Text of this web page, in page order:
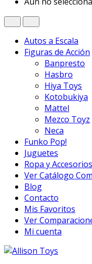
Autos a Escala
Figuras de Acción
Banpresto
Hasbro
Hiya Toys
Kotobukiya
Mattel
Mezco Toyz
Neca
Funko Pop!
Juguetes
Ropa y Accesorios
Ver Catálogo
Blog
Contacto
Mis Favoritos
Ver
Mi cuenta